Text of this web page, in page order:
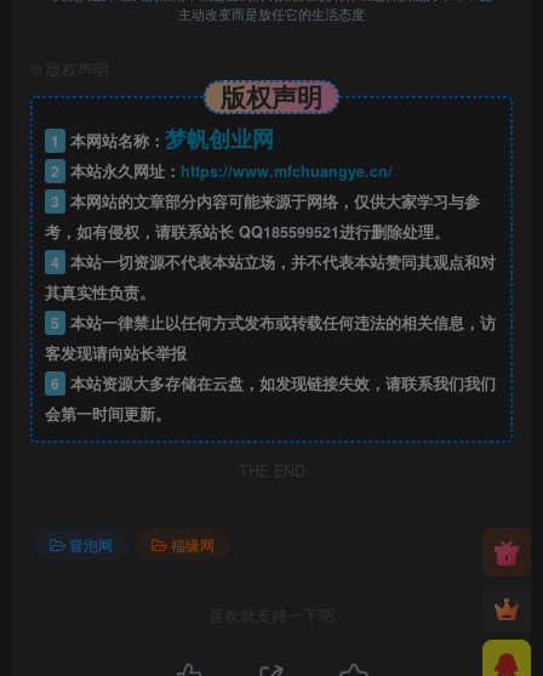
主动改变而是放任它的生活态度
版权声明
版权声明
1 本网站名称： 梦帆创业网
2 本站永久网址： https://www.mfchuangye.cn/
3 本网站的文章部分内容可能来源于网络，仅供大家学习与参
考，如有侵权，请联系站长 QQ185599521进行删除处理。
4 本站一切资源不代表本站立场，并不代表本站赞同其观点和对
其真实性负责。
5 本站一律禁止以任何方式发布或转载任何违法的相关信息，访
客发现请向站长举报
6 本站资源大多存储在云盘，如发现链接失效，请联系我们我们
会第一时间更新。
THE END
冒泡网 福缘网
喜欢就支持一下吧